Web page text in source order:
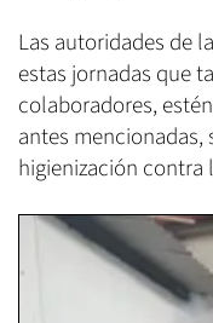
Las autoridades de
estas jornadas que
colaboradores,
antes mencionadas,
higienización contra